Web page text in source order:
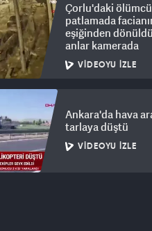
Çorlu'daki
patlamada
eşiğinden
anlar kamerada
VIDEOYU İZLE
Ankara'da hava
tarlaya düştü
VIDEOYU İZLE